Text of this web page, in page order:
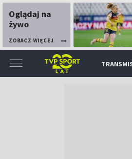
Oglądaj na
żywo
ZOBACZ WIĘCEJ